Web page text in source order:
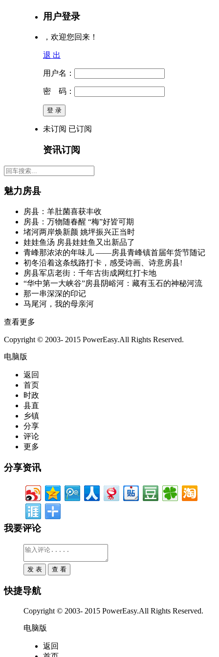
用户登录
，欢迎您回来！
退 出
用户名：
密 码：
未订阅 已订阅
资讯订阅
魅力房县
房县：羊肚菌喜获丰收
房县：万物随春醒 “梅”好皆可期
堵河两岸焕新颜 姚坪振兴正当时
娃娃鱼汤 房县娃娃鱼又出新品了
青峰那浓浓的年味儿 ——房县青峰镇首届年货节随记
初冬沿着这条线路打卡，感受诗画、诗意房县!
房县军店老街：千年古街成网红打卡地
“华中第一大峡谷”房县阴峪河：藏有玉石的神秘河流
那一串深深的印记
马尾河，我的母亲河
查看更多
Copyright © 2003- 2015 PowerEasy.All Rights Reserved.
电脑版
返回
首页
时政
县直
乡镇
分享
评论
更多
分享资讯
我要评论
快捷导航
Copyright © 2003- 2015 PowerEasy.All Rights Reserved.
电脑版
返回